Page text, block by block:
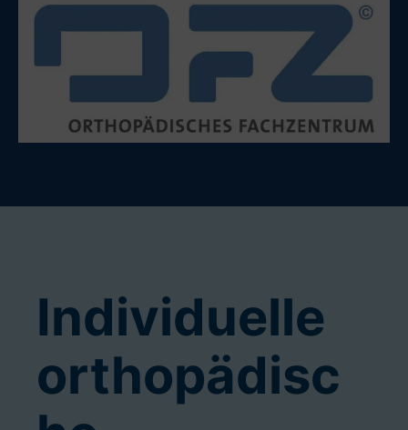
Individuelle
orthopädisc